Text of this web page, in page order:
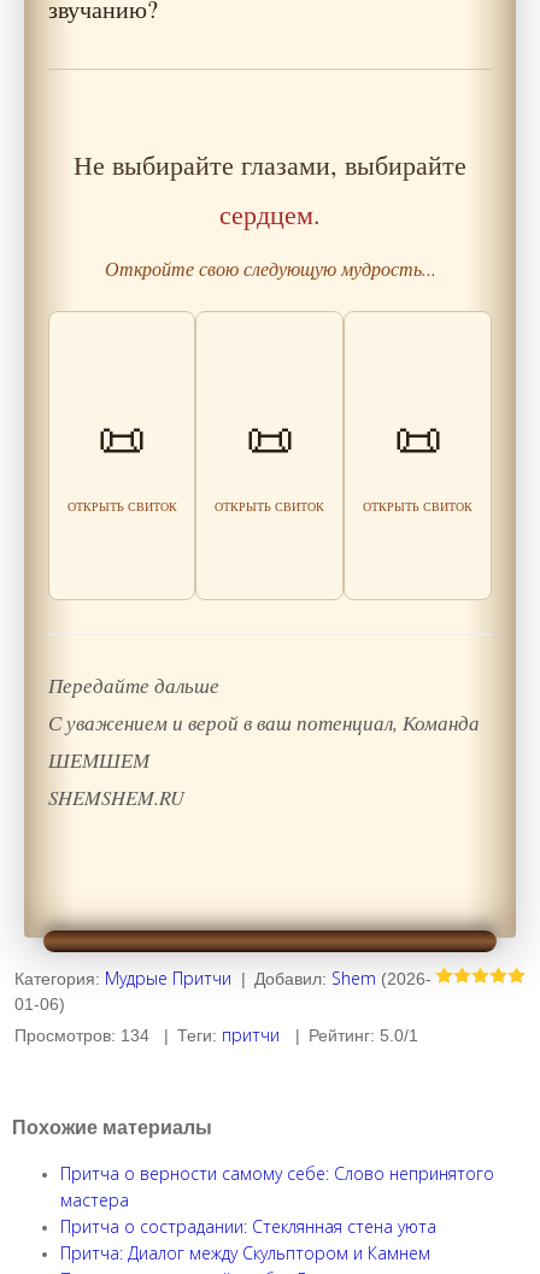
звучанию?
Не выбирайте глазами, выбирайте
сердцем.
Откройте свою следующую мудрость...
📜
ОТКРЫТЬ СВИТОК
видеть заранее 📜
ОТКРЫТЬ СВИТОК
стеклодуве
мудрость
📜
ОТКРЫТЬ СВИТОК
контроле и реке
Передайте дальше
С уважением и верой в ваш потенциал, Команда
ШЕМШЕМ
SHEMSHEM.RU
Категория: Мудрые Притчи | Добавил: Shem (2026-
01-06)
Просмотров: 134 | Теги: притчи | Рейтинг: 5.0/1
Похожие материалы
Притча о верности самому себе: Слово непринятого
мастера
Притча о сострадании: Стеклянная стена уюта
Притча: Диалог между Скульптором и Камнем